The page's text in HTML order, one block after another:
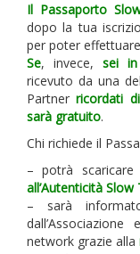
Il Passaporto
dopo la tua
per poter
Se, invece,sei
ricevuto da una
Partner ricordati
sarà gratuito.
Chi richiede il
– potrà
all’Autenticità
– sarà
network grazie alla